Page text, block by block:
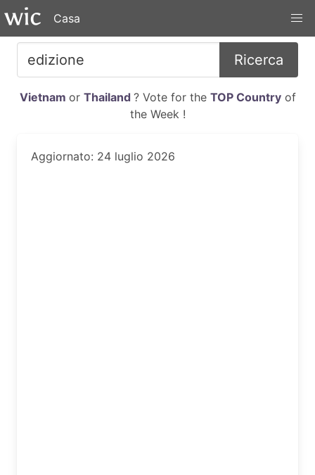
Casa
Ricerca
Vietnam or Thailand ? Vote for the TOP Countryof
the Week !
Aggiornato: 24 luglio 2026